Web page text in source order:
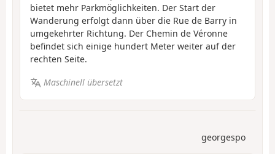
bietet mehr Parkmöglichkeiten. Der Start der
Wanderung erfolgt dann über die Rue de Barry in
umgekehrter Richtung. Der Chemin de Véronne
befindet sich einige hundert Meter weiter auf der
rechten Seite.
Maschinell übersetzt
georgespo